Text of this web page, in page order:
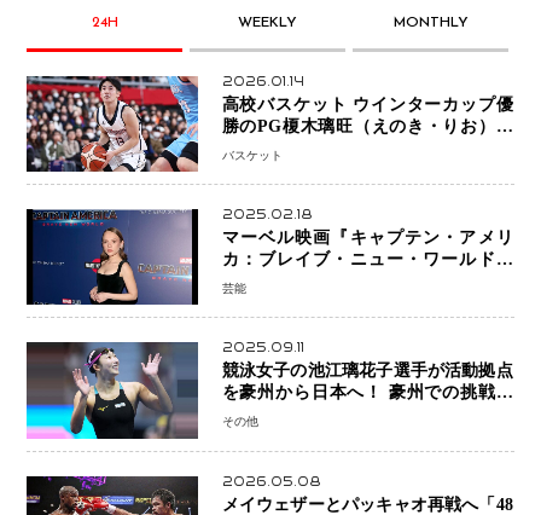
24H WEEKLY MONTHLY
2026.01.14
高校バスケット ウインターカップ優
勝のPG榎木璃旺（えのき・りお）が
プロの現場へ―。
バスケット
2025.02.18
マーベル映画『キャプテン・アメリ
カ：ブレイブ・ニュー・ワールド』
新ブラック・ウィドウ役のシラ・ハー
芸能
2025.09.11
競泳女子の池江璃花子選手が活動拠点
を豪州から日本へ！ 豪州での挑戦を
糧に、28年ロサンゼルス五輪へ再始動
その他
2026.05.08
メイウェザーとパッキャオ再戦へ「48